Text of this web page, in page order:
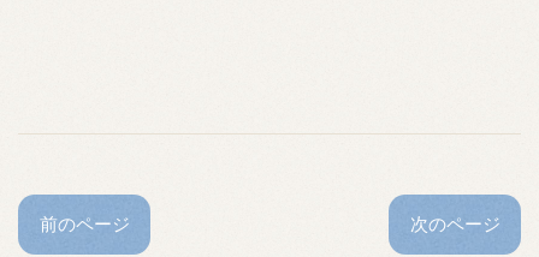
前のページ 次のページ